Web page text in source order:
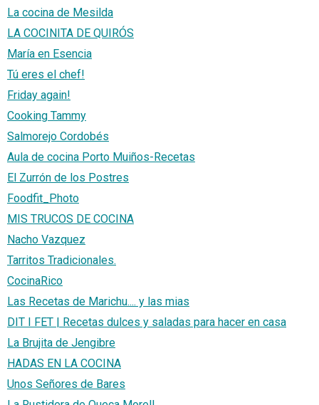
La cocina de Mesilda
LA COCINITA DE QUIRÓS
María en Esencia
Tú eres el chef!
Friday again!
Cooking Tammy
Salmorejo Cordobés
Aula de cocina Porto Muiños-Recetas
El Zurrón de los Postres
Foodfit_Photo
MIS TRUCOS DE COCINA
Nacho Vazquez
Tarritos Tradicionales.
CocinaRico
Las Recetas de Marichu.... y las mias
DIT I FET | Recetas dulces y saladas para hacer en casa
La Brujita de Jengibre
HADAS EN LA COCINA
Unos Señores de Bares